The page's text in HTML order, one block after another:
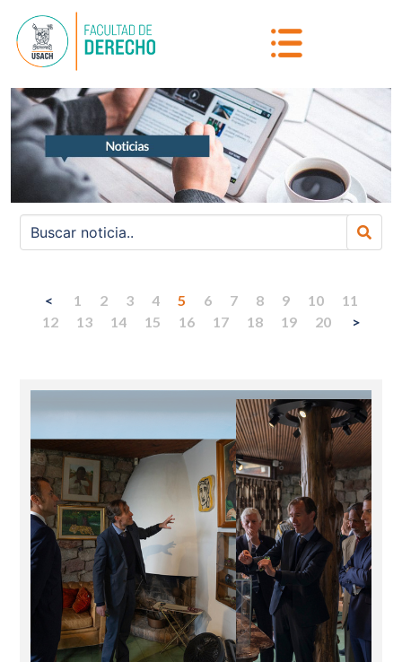
< 1 2 3 4 5 6 7 8 9 10
11
12
13 14 15 16 17 18 19 20 >